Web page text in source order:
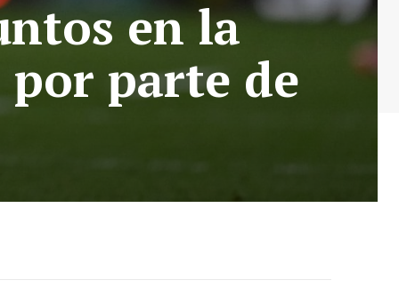
en la
por parte de